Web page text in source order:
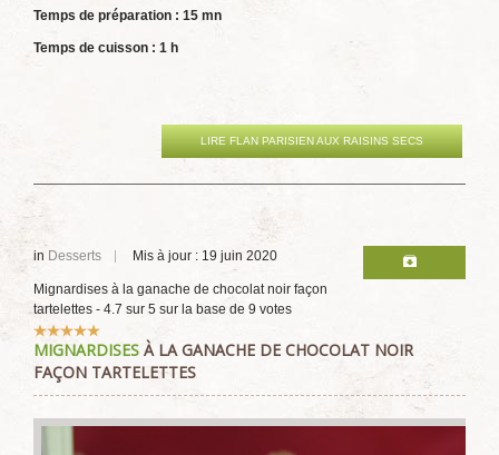
Temps de préparation : 15 mn
Temps de cuisson : 1 h
LIRE FLAN PARISIEN AUX RAISINS SECS
in Desserts Mis à jour : 19 juin 2020
Mignardises à la ganache de chocolat noir façon
tartelettes - 4.7 sur 5 sur la base de 9 votes
Vote
utilisateur:5/5
MIGNARDISES À LA GANACHE DE CHOCOLAT NOIR
FAÇON TARTELETTES